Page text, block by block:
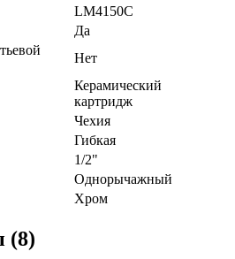
LM4150C
Да
Нет
Керамический
картридж
Чехия
Гибкая
1/2"
Однорычажный
Хром
(8)